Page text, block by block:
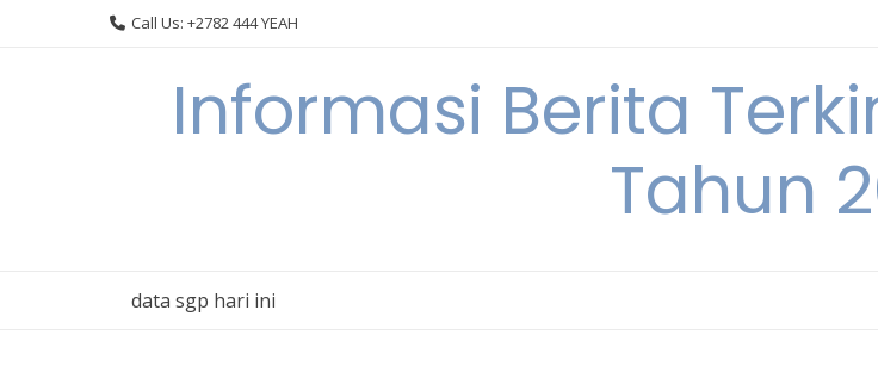
Call Us: +2782 444 YEAH
Informasi Berita
Tahun
data sgp hari ini